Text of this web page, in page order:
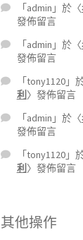
「admin 」於〈
發佈留言
「admin 」於〈
發佈留言
「tony1120」
利 〉發佈留言
「admin 」於〈
發佈留言
「tony1120」
利 〉發佈留言
其他操作